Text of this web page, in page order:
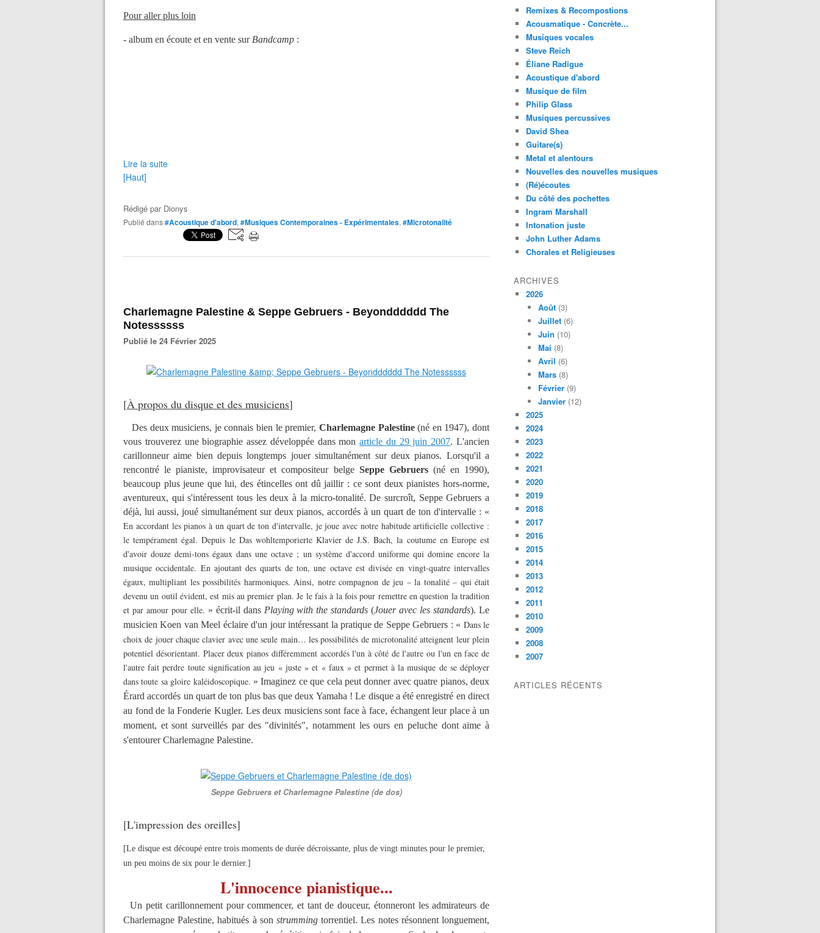
Pour aller plus loin
- album en écoute et en vente sur Bandcamp :
Lire la suite
[Haut]
Rédigé par Dionys
Publié dans#Acoustique d'abord, #Musiques Contemporaines - Expérimentales, #Microtonalité
Charlemagne Palestine & Seppe Gebruers - Beyondddddd The
Notessssss
Publié le 24 Février 2025
[À propos du disque et des musiciens]
Des deux musiciens, je connais bien le premier, Charlemagne Palestine(né en 1947), dont
vous trouverez une biographie assez développée dans monarticle du 29 juin 2007. L'ancien
carillonneur aime bien depuis longtemps jouer simultanément sur deux pianos. Lorsqu'il a
rencontré le pianiste, improvisateur et compositeur belge Seppe Gebruers(né en 1990),
beaucoup plus jeune que lui, des étincelles ont dû jaillir : ce sont deux pianistes hors-norme,
aventureux, qui s'intéressent tous les deux à la micro-tonalité. De surcroît, Seppe Gebruers a
déjà, lui aussi, joué simultanément sur deux pianos, accordés à un quart de ton d'intervalle : «
En accordant les pianos à un quart de ton d'intervalle, je joue avec notre habitude artificielle collective :
le tempérament égal. Depuis le Das wohltemporierte Klavier de J.S. Bach, la coutume en Europe est
d'avoir douze demi-tons égaux dans une octave ; un système d'accord uniforme qui domine encore la
musique occidentale. En ajoutant des quarts de ton, une octave est divisée en vingt-quatre intervalles
égaux, multipliant les possibilités harmoniques. Ainsi, notre compagnon de jeu – la tonalité – qui était
devenu un outil évident, est mis au premier plan. Je le fais à la fois pour remettre en question la tradition
et par amour pour elle. » écrit-il dans Playing with the standards (Jouer avec les standards). Le
musicien Koen van Meel éclaire d'un jour intéressant la pratique de Seppe Gebruers : « Dans le
choix de jouer chaque clavier avec une seule main… les possibilités de microtonalité atteignent leur plein
potentiel désorientant. Placer deux pianos différemment accordés l'un à côté de l'autre ou l'un en face de
l'autre fait perdre toute signification au jeu « juste » et « faux » et permet à la musique de se déployer
dans toute sa gloire kaléidoscopique. » Imaginez ce que cela peut donner avec quatre pianos, deux
Érard accordés un quart de ton plus bas que deux Yamaha ! Le disque a été enregistré en direct
au fond de la Fonderie Kugler. Les deux musiciens sont face à face, échangent leur place à un
moment, et sont surveillés par des "divinités", notamment les ours en peluche dont aime à
s'entourer Charlemagne Palestine.
Seppe Gebruers et Charlemagne Palestine (de dos)
[L'impression des oreilles]
[Le disque est découpé entre trois moments de durée décroissante, plus de vingt minutes pour le premier,
un peu moins de six pour le dernier.]
L'innocence pianistique...
Un petit carillonnement pour commencer, et tant de douceur, étonneront les admirateurs de
Charlemagne Palestine, habitués à son strumming torrentiel. Les notes résonnent longuement,
Remixes & Recompostions
Acousmatique - Concrète...
Musiques vocales
Steve Reich
Éliane Radigue
Acoustique d'abord
Musique de film
Philip Glass
Musiques percussives
David Shea
Guitare(s)
Metal et alentours
Nouvelles des nouvelles musiques
(Ré)écoutes
Du côté des pochettes
Ingram Marshall
Intonation juste
John Luther Adams
Chorales et Religieuses
ARCHIVES
2026
Août (3)
Juillet (6)
Juin (10)
Mai (8)
Avril (6)
Mars (8)
Février (9)
Janvier (12)
2025
2024
2023
2022
2021
2020
2019
2018
2017
2016
2015
2014
2013
2012
2011
2010
2009
2008
2007
ARTICLES RÉCENTS